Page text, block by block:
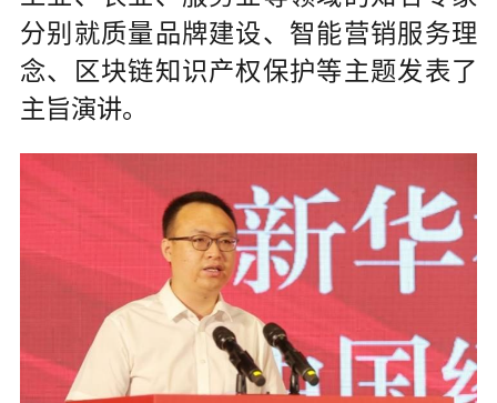
分别就质量品牌建设、智能营销服务理
念、区块链知识产权保护等主题发表了
主旨演讲。